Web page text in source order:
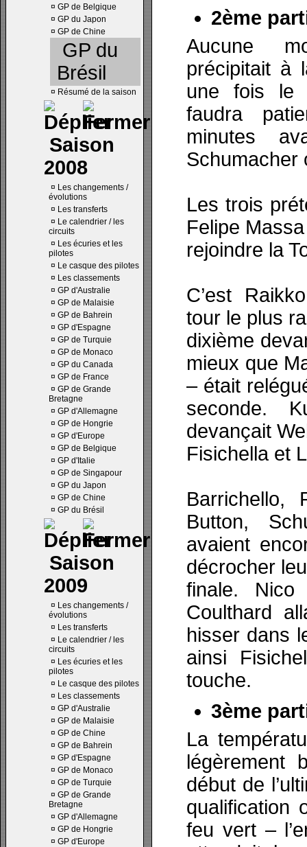
¤ GP de Belgique
¤ GP du Japon
¤ GP de Chine
GP du
Brésil
¤ Résumé de la saison
Saison
2008
¤ Les changements /
évolutions
¤ Les transferts
¤ Le calendrier / les
circuits
¤ Les écuries et les
pilotes
¤ Le casque des pilotes
¤ Les classements
¤ GP d'Australie
¤ GP de Malaisie
¤ GP de Bahrein
¤ GP d'Espagne
¤ GP de Turquie
¤ GP de Monaco
¤ GP du Canada
¤ GP de France
¤ GP de Grande
Bretagne
¤ GP d'Allemagne
¤ GP de Hongrie
¤ GP d'Europe
¤ GP de Belgique
¤ GP d'Italie
¤ GP de Singapour
¤ GP du Japon
¤ GP de Chine
¤ GP du Brésil
Saison
2009
¤ Les changements /
évolutions
¤ Les transferts
¤ Le calendrier / les
circuits
¤ Les écuries et les
pilotes
¤ Le casque des pilotes
¤ Les classements
¤ GP d'Australie
¤ GP de Malaisie
¤ GP de Chine
¤ GP de Bahrein
¤ GP d'Espagne
¤ GP de Monaco
¤ GP de Turquie
¤ GP de Grande
Bretagne
¤ GP d'Allemagne
¤ GP de Hongrie
¤ GP d'Europe
2ème
Aucune
précipitait à
une fois le
faudra
minutes
Schumacher
Les trois
Felipe
rejoindre la
C’est
tour le plus
dixième
mieux que
– était
seconde.
devançait
Fisichella et
Barrichello,
Button,
avaient
décrocher
finale.
Coulthard
hisser dans
ainsi
touche.
3ème
La
légèrement
début de
qualification
feu vert –